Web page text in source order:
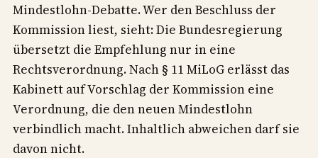
Mindestlohn-Debatte. Wer den Beschluss der
Kommission liest, sieht: Die Bundesregierung
übersetzt die Empfehlung nur in eine
Rechtsverordnung. Nach § 11 MiLoG erlässt das
Kabinett auf Vorschlag der Kommission eine
Verordnung, die den neuen Mindestlohn
verbindlich macht. Inhaltlich abweichen darf sie
davon nicht.